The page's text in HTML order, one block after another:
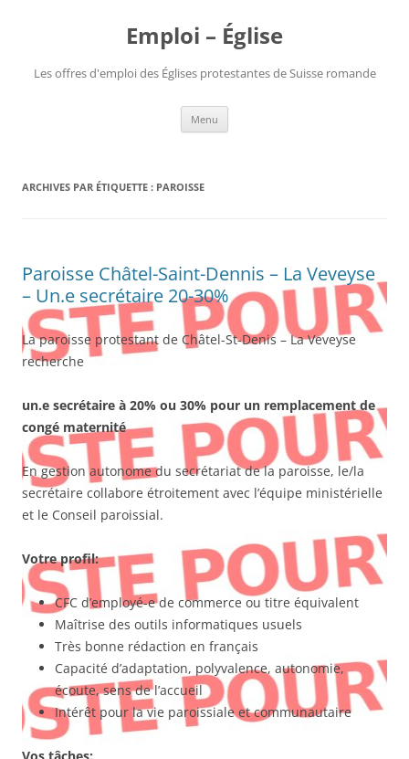
Emploi – Église
Les offres d'emploi des Églises protestantes de Suisse romande
Menu
ARCHIVES PAR ÉTIQUETTE : PAROISSE
Paroisse Châtel-Saint-Dennis – La Veveyse
– Un.e secrétaire 20-30%
La paroisse protestant de Châtel-St-Denis – La Veveyse
recherche
un.e secrétaire à 20% ou 30% pour un remplacement de
congé maternité
En gestion autonome du secrétariat de la paroisse, le/la
secrétaire collabore étroitement avec l’équipe ministérielle
et le Conseil paroissial.
Votre profil:
CFC d’employé-e de commerce ou titre équivalent
Maîtrise des outils informatiques usuels
Très bonne rédaction en français
Capacité d’adaptation, polyvalence, autonomie,
écoute, sens de l’accueil
Intérêt pour la vie paroissiale et communautaire